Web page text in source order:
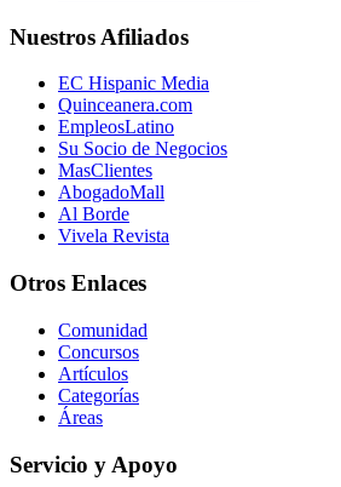
Nuestros Afiliados
EC Hispanic Media
Quinceanera.com
EmpleosLatino
Su Socio de Negocios
MasClientes
AbogadoMall
Al Borde
Vivela Revista
Otros Enlaces
Comunidad
Concursos
Artículos
Categorías
Áreas
Servicio y Apoyo